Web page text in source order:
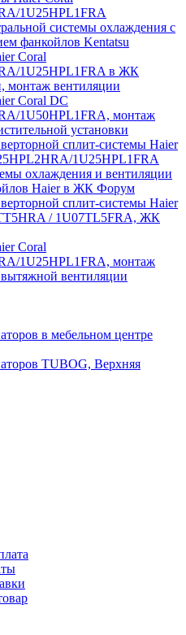
1U25HPL1FRA
системы охлаждения с
фанкойлов Kentatsu
Coral
1U25HPL1FRA в ЖК
монтаж вентиляции
Coral DC
1U50HPL1FRA, монтаж
установки
сплит-системы Haier
1U25HPL1FRA
охлаждения и вентиляции
Haier в ЖК Форум
сплит-системы Haier
/ 1U07TL5FRA, ЖК
Coral
1U25HPL1FRA, монтаж
вентиляции
в мебельном центре
TUBOG, Верхняя